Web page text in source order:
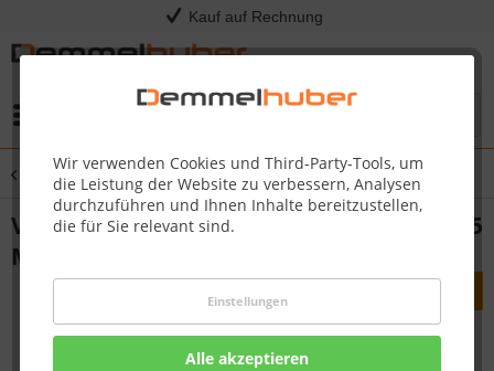
Kauf auf Rechnung
Wir verwenden Cookies und Third-Party-Tools, um
die Leistung der Website zu verbessern, Analysen
durchzuführen und Ihnen Inhalte bereitzustellen,
die für Sie relevant sind.
Einstellungen
Alle akzeptieren
Übersicht Verbindungsstücke
Verbindungsstück selbstklebend Profil 15
MK | 20 PK Fußleiste (2er-Pack)